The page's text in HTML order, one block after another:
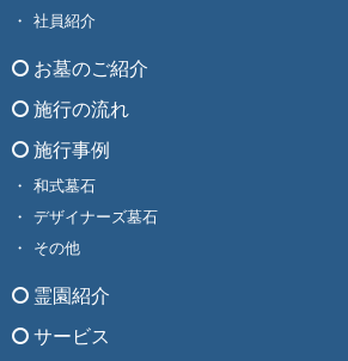
社員紹介
お墓のご紹介
施行の流れ
施行事例
和式墓石
デザイナーズ墓石
その他
霊園紹介
サービス